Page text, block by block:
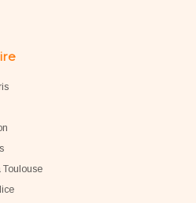
Toulouse